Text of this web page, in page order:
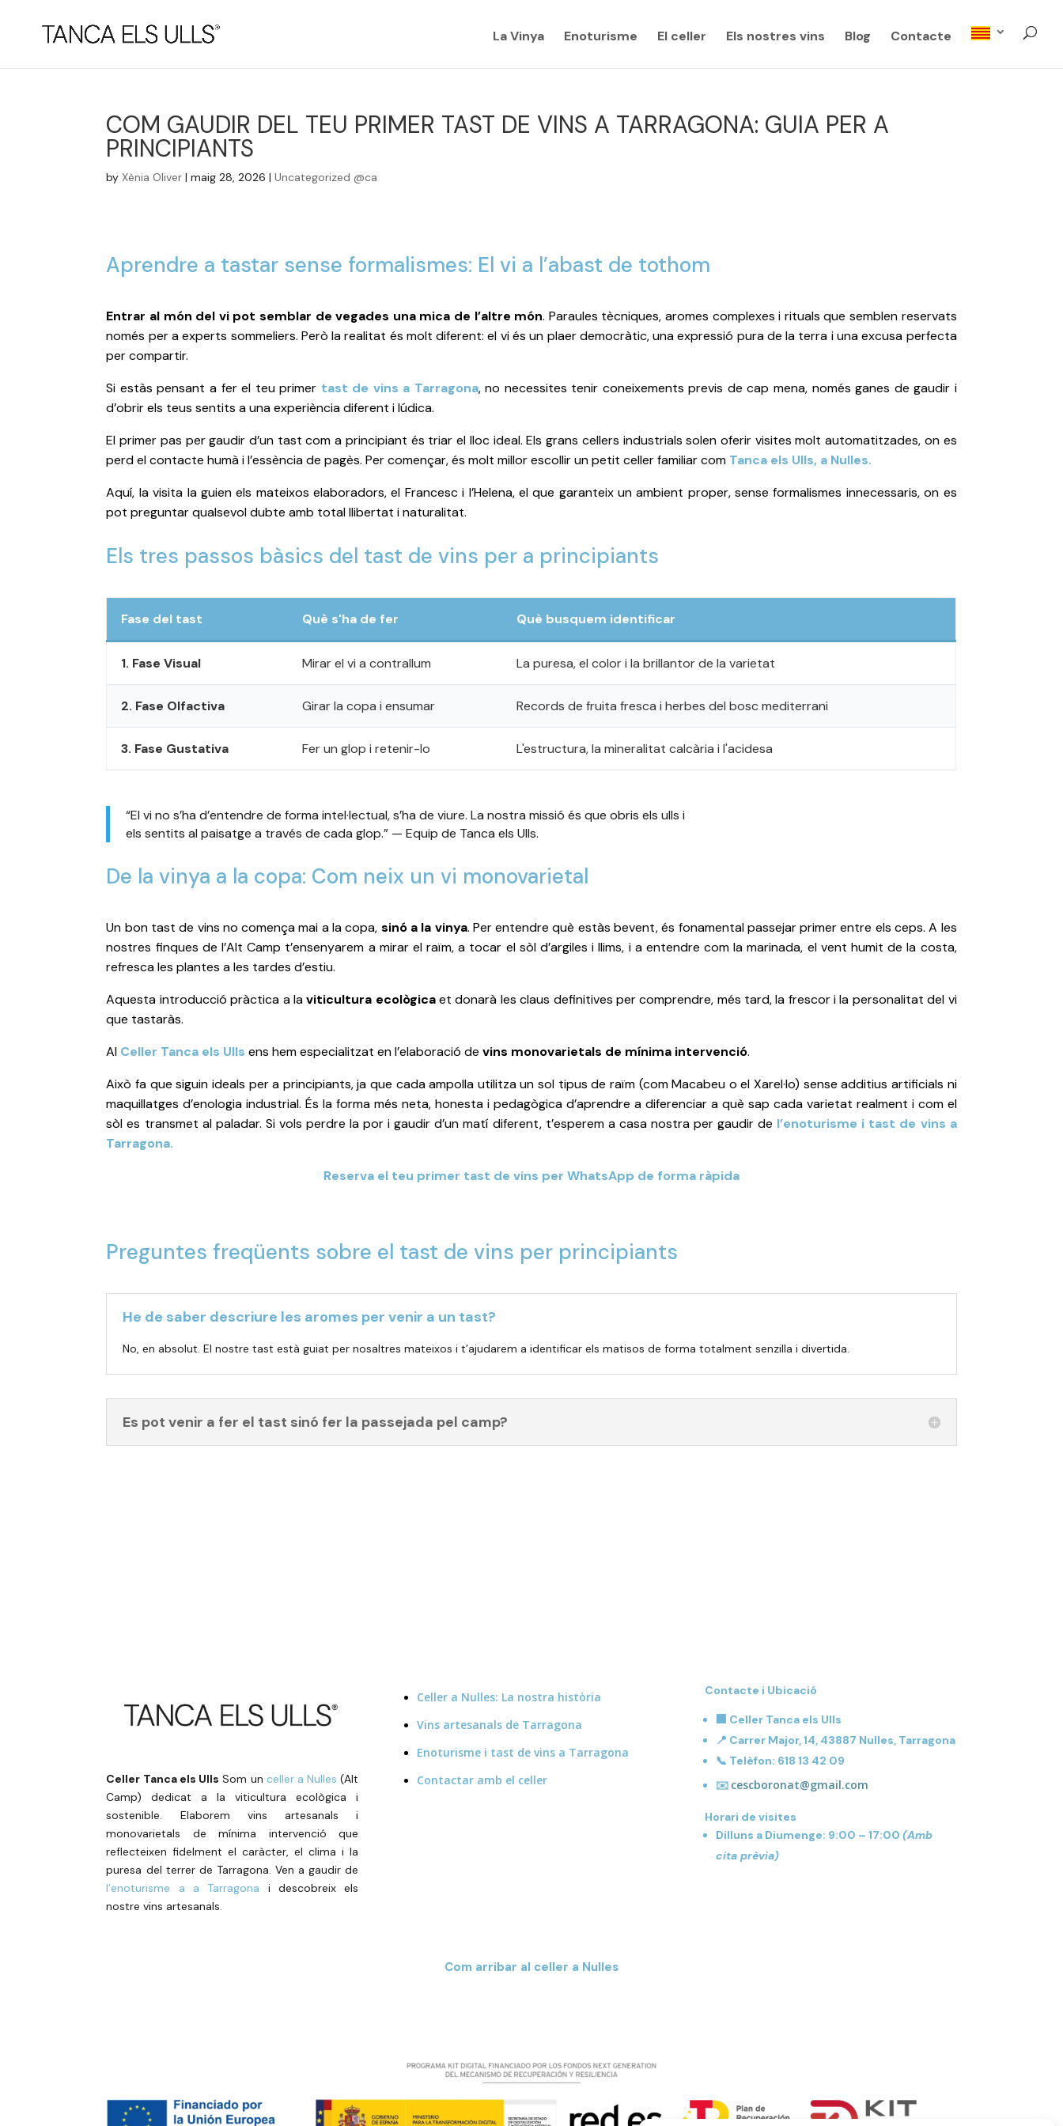
La Vinya Enoturisme El celler Els nostres vins Blog Contacte
COM GAUDIR DEL TEU PRIMER TAST DE VINS A TARRAGONA: GUIA PER A
PRINCIPIANTS
byXènia Oliver |maig 28, 2026 |Uncategorized @ca
Aprendre a tastar sense formalismes: El vi a l’abast de tothom
Entrar al món del vi pot semblar de vegades una mica de l’altre món. Paraules tècniques, aromes complexes i rituals que semblen reservats
només per a experts sommeliers. Però la realitat és molt diferent: el vi és un plaer democràtic, una expressió pura de la terra i una excusa perfecta
per compartir.
Si estàs pensant a fer el teu primer tast de vins a Tarragona, no necessites tenir coneixements previs de cap mena, només ganes de gaudir i
d’obrir els teus sentits a una experiència diferent i lúdica.
El primer pas per gaudir d’un tast com a principiant és triar el lloc ideal. Els grans cellers industrials solen oferir visites molt automatitzades, on es
perd el contacte humà i l’essència de pagès. Per començar, és molt millor escollir un petit celler familiar com Tanca els Ulls, a Nulles.
Aquí, la visita la guien els mateixos elaboradors, el Francesc i l’Helena, el que garanteix un ambient proper, sense formalismes innecessaris, on es
pot preguntar qualsevol dubte amb total llibertat i naturalitat.
Els tres passos bàsics del tast de vins per a principiants
Fase del tast Què s'ha de fer Què busquem identificar
1. Fase Visual Mirar el vi a contrallum La puresa, el color i la brillantor de la varietat
2. Fase Olfactiva Girar la copa i ensumar Records de fruita fresca i herbes del bosc mediterrani
3. Fase Gustativa Fer un glop i retenir-lo L'estructura, la mineralitat calcària i l'acidesa
“El vi no s’ha d’entendre de forma intel·lectual, s’ha de viure. La nostra missió és que obris els ulls i
els sentits al paisatge a través de cada glop.” — Equip de Tanca els Ulls.
De la vinya a la copa: Com neix un vi monovarietal
Un bon tast de vins no comença mai a la copa, sinó a la vinya. Per entendre què estàs bevent, és fonamental passejar primer entre els ceps. A les
nostres finques de l’Alt Camp t’ensenyarem a mirar el raïm, a tocar el sòl d’argiles i llims, i a entendre com la marinada, el vent humit de la costa,
refresca les plantes a les tardes d’estiu.
Aquesta introducció pràctica a laviticultura ecològicaet donarà les claus definitives per comprendre, més tard, la frescor i la personalitat del vi
que tastaràs.
Al Celler Tanca els Ulls ens hem especialitzat en l’elaboració devins monovarietals de mínima intervenció.
Això fa que siguin ideals per a principiants, ja que cada ampolla utilitza un sol tipus de raïm (com Macabeu o el Xarel·lo) sense additius artificials ni
maquillatges d’enologia industrial. És la forma més neta, honesta i pedagògica d’aprendre a diferenciar a què sap cada varietat realment i com el
sòl es transmet al paladar. Si vols perdre la por i gaudir d’un matí diferent, t’esperem a casa nostra per gaudir de l’enoturisme i tast de vins a
Tarragona.
Reserva el teu primer tast de vins per WhatsApp de forma ràpida
Preguntes freqüents sobre el tast de vins per principiants
He de saber descriure les aromes per venir a un tast?
No, en absolut. El nostre tast està guiat per nosaltres mateixos i t’ajudarem a identificar els matisos de forma totalment senzilla i divertida.
Es pot venir a fer el tast sinó fer la passejada pel camp?
Celler Tanca els Ulls Som un celler a Nulles (Alt
Camp) dedicat a la viticultura ecològica i
sostenible. Elaborem vins artesanals i
monovarietals de mínima intervenció que
reflecteixen fidelment el caràcter, el clima i la
puresa del terrer de Tarragona. Ven a gaudir de
l’enoturisme a a Tarragona i descobreix els
nostre vins artesanals.
Celler a Nulles: La nostra història
Vins artesanals de Tarragona
Enoturisme i tast de vins a Tarragona
Contactar amb el celler
Contacte i Ubicació
🏢 Celler Tanca els Ulls
📍 Carrer Major, 14, 43887 Nulles, Tarragona
📞 Telèfon: 618 13 42 09
✉️ cescboronat@gmail.com
Horari de visites
Dilluns a Diumenge: 9:00 – 17:00 (Amb
cita prèvia)
Com arribar al celler a Nulles